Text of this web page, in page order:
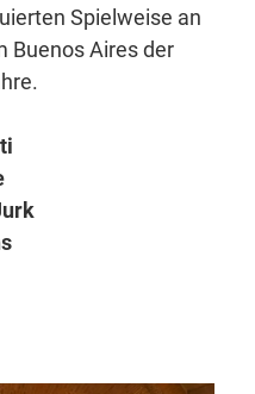
Spielweise an
Buenos Aires der